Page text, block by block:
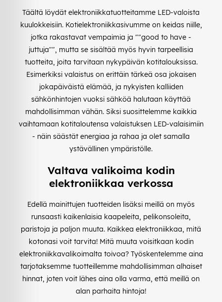
Täältä löydät elektroniikkatuotteitamme LED-valoista
kuulokkeisiin. Kotielektroniikkasivumme on keidas niille,
jotka rakastavat vempaimia ja ""good to have -
juttuja"", mutta se sisältää myös hyvin tarpeellisia
tuotteita, joita tarvitaan nykypäivän kotitalouksissa.
Esimerkiksi valaistus on erittäin tärkeä osa jokaisen
jokapäiväistä elämää, ja nykyisten kalliiden
sähkönhintojen vuoksi sähköä halutaan käyttää
mahdollisimman vähän. Siksi suosittelemme kaikkia
vaihtamaan kotitaloutensa valaistuksen LED-valaisimiin
- näin säästät energiaa ja rahaa ja olet samalla
ystävällinen ympäristölle.
Valtava valikoima kodin
elektroniikkaa verkossa
Edellä mainittujen tuotteiden lisäksi meillä on myös
runsaasti kaikenlaisia kaapeleita, pelikonsoleita,
paristoja ja paljon muuta. Kaikkea elektroniikkaa, mitä
kotonasi voit tarvita! Mitä muuta voisitkaan kodin
elektroniikkavalikoimalta toivoa? Työskentelemme aina
tarjotaksemme tuotteillemme mahdollisimman alhaiset
hinnat, joten voit lähes aina olla varma, että meillä on
alan parhaita hintoja!